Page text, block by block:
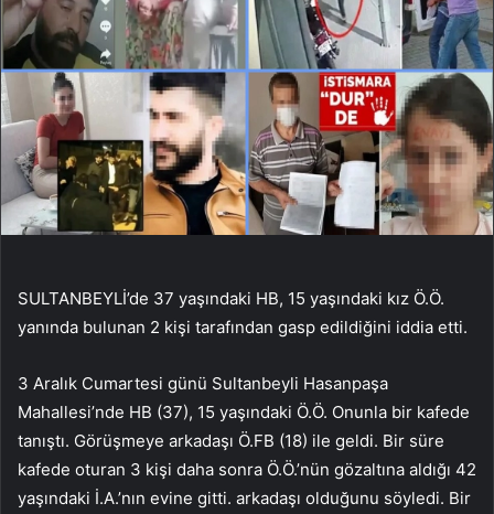
SULTANBEYLİ’de 37 yaşındaki HB, 15 yaşındaki kız Ö.Ö.
yanında bulunan 2 kişi tarafından gasp edildiğini iddia etti.
3 Aralık Cumartesi günü Sultanbeyli Hasanpaşa
Mahallesi’nde HB (37), 15 yaşındaki Ö.Ö. Onunla bir kafede
tanıştı. Görüşmeye arkadaşı Ö.FB (18) ile geldi. Bir süre
kafede oturan 3 kişi daha sonra Ö.Ö.’nün gözaltına aldığı 42
yaşındaki İ.A.’nın evine gitti. arkadaşı olduğunu söyledi. Bir